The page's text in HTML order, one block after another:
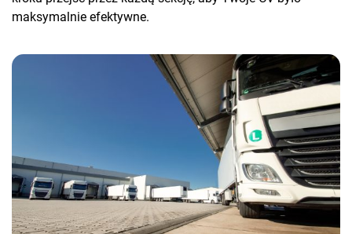
maksymalnie efektywne.